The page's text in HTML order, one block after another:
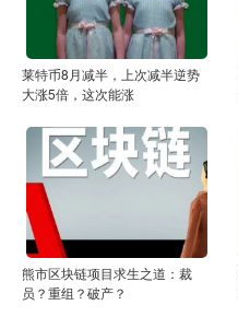
莱特币8月减半，上次减半逆势
大涨5倍，这次能涨
熊市区块链项目求生之道：裁
员？重组？破产？